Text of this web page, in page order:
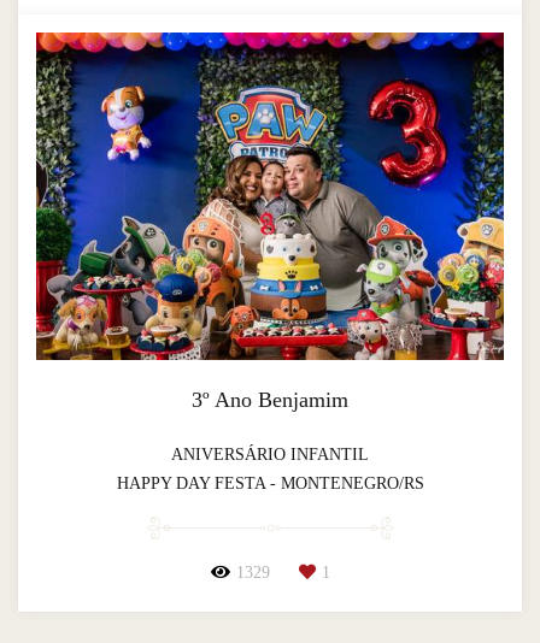
3º Ano Benjamim
ANIVERSÁRIO INFANTIL
HAPPY DAY FESTA - MONTENEGRO/RS
1329 1